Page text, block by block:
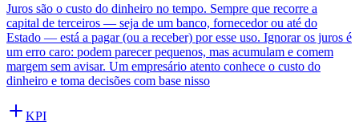
Juros são o custo do dinheiro no tempo. Sempre que recorre a
capital de terceiros — seja de um banco, fornecedor ou até do
Estado — está a pagar (ou a receber) por esse uso. Ignorar os juros é
um erro caro: podem parecer pequenos, mas acumulam e comem
margem sem avisar. Um empresário atento conhece o custo do
dinheiro e toma decisões com base nisso
KPI